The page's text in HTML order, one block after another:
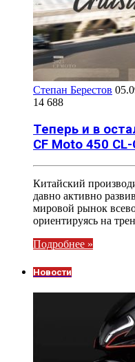
Степан Берестов
14 688
Теперь и в
CF Moto 450 CL-
Китайский
давно активно
мировой рынок
ориентируясь на
Подробнее »
Новости